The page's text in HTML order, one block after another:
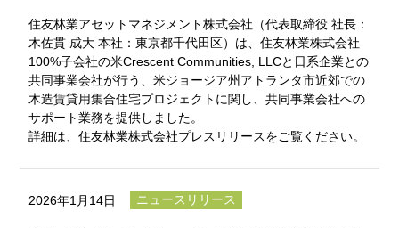
住友林業アセットマネジメント株式会社（代表取締役 社長：
木佐貫 成大 本社：東京都千代田区）は、住友林業株式会社
100%子会社の米Crescent Communities, LLCと日系企業との
共同事業会社が行う、米ジョージア州アトランタ市近郊での
木造賃貸用集合住宅プロジェクトに関し、共同事業会社への
サポート業務を提供しました。
詳細は、住友林業株式会社プレスリリースをご覧ください。
2026年1月14日 ニュースリリース